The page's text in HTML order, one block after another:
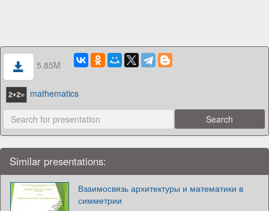
5.85M
mathematics
Similar presentations:
Взаимосвязь архитектуры и математики в
симметрии